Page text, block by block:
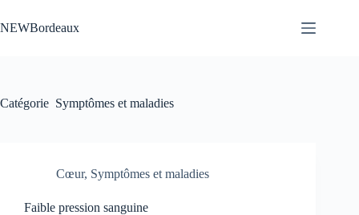
au
contenu
NEWBordeaux
Catégorie Symptômes et maladies
Cœur, Symptômes et maladies
Faible pression sanguine